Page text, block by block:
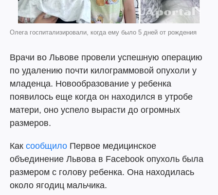
Олега госпитализировали, когда ему было 5 дней от рождения
Врачи во Львове провели успешную операцию
по удалению почти килограммовой опухоли у
младенца. Новообразование у ребенка
появилось еще когда он находился в утробе
матери, оно успело вырасти до огромных
размеров.
Как сообщило Первое медицинское
объединение Львова в Facebook опухоль была
размером с голову ребенка. Она находилась
около ягодиц мальчика.